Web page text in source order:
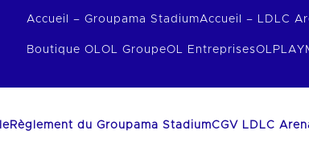
Accueil – Groupama StadiumAccueil – LDLC
Boutique OLOL GroupeOL EntreprisesOLPLAY
Règlement du Groupama StadiumCGV LDLC